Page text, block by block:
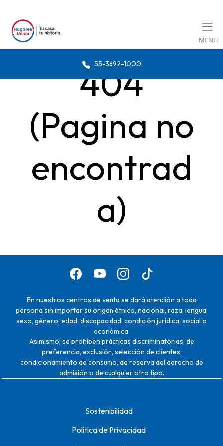
MENU
55-3692-1000
404
(Pagina no
encontrad
a)
En nuestros centros de venta se dará atención a toda
persona sin importar su origen étnico, nacional, raza, lengua,
sexo, género, edad, discapacidad, condición jurídica, social o
económica.
Asimismo, se prohíben prácticas discriminatorias, de
preferencia, exclusión, selección de clientes,
condicionamiento de consumo, de reserva del derecho de
admisión o de cualquier otro tipo.
Sostenibilidad
Política de Privacidad